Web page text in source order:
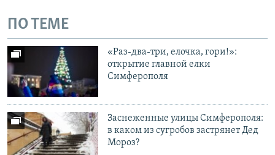
ПО ТЕМЕ
«Раз-два-три, елочка, гори!»:
открытие главной елки
Симферополя
Заснеженные улицы Симферополя:
в каком из сугробов застрянет Дед
Мороз?